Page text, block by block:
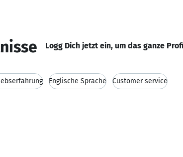
Logg Dich jetzt ein, um das ganze
Englische Sprache Customer service